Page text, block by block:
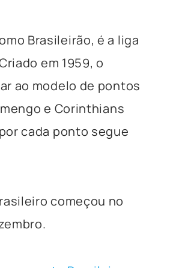
Brasileirão, é a liga
em 1959, o
ao modelo de pontos
e Corinthians
cada ponto segue
começou no